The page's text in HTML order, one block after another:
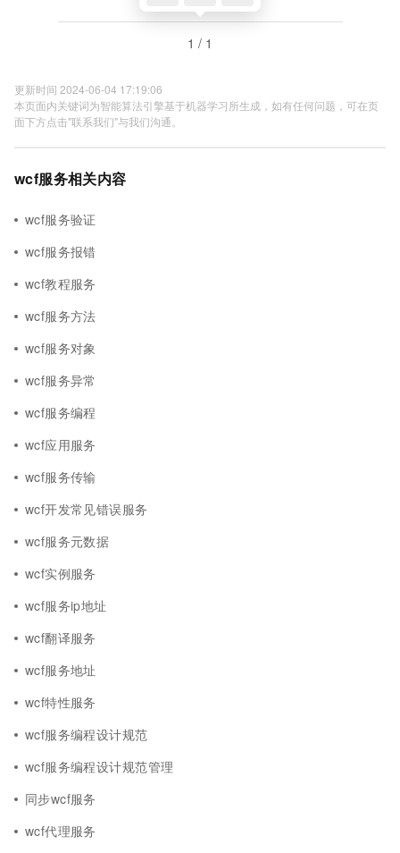
1 / 1
更新时间 2024-06-04 17:19:06
本页面内关键词为智能算法引擎基于机器学习所生成，如有任何问题，可在页
面下方点击"联系我们"与我们沟通。
wcf服务相关内容
wcf服务验证
wcf服务报错
wcf教程服务
wcf服务方法
wcf服务对象
wcf服务异常
wcf服务编程
wcf应用服务
wcf服务传输
wcf开发常见错误服务
wcf服务元数据
wcf实例服务
wcf服务ip地址
wcf翻译服务
wcf服务地址
wcf特性服务
wcf服务编程设计规范
wcf服务编程设计规范管理
同步wcf服务
wcf代理服务